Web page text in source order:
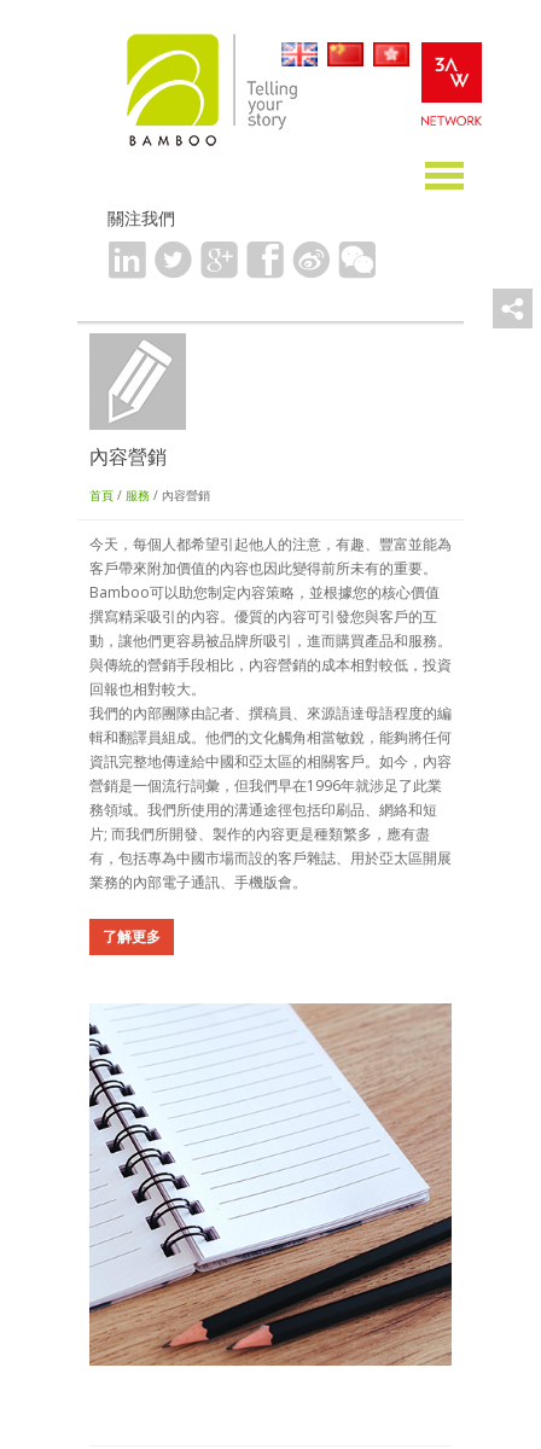
關注我們
內容營銷
首頁 / 服務 / 內容營銷
今天，每個人都希望引起他人的注意，有趣、豐富並能為
客戶帶來附加價值的內容也因此變得前所未有的重要。
Bamboo可以助您制定內容策略，並根據您的核心價值
撰寫精采吸引的內容。優質的內容可引發您與客戶的互
動，讓他們更容易被品牌所吸引，進而購買產品和服務。
與傳統的營銷手段相比，內容營銷的成本相對較低，投資
回報也相對較大。
我們的內部團隊由記者、撰稿員、來源語達母語程度的編
輯和翻譯員組成。他們的文化觸角相當敏銳，能夠將任何
資訊完整地傳達給中國和亞太區的相關客戶。如今，內容
營銷是一個流行詞彙，但我們早在1996年就涉足了此業
務領域。我們所使用的溝通途徑包括印刷品、網絡和短
片; 而我們所開發、製作的內容更是種類繁多，應有盡
有，包括專為中國市場而設的客戶雜誌、用於亞太區開展
業務的內部電子通訊、手機版會。
了解更多